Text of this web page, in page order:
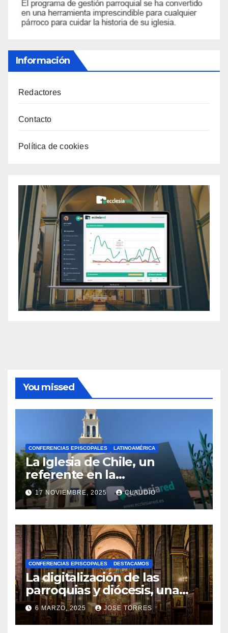
Información
Redactores
Contacto
Política de cookies
You missed
CONFERENCIAS EPISCOPALES LATINOAMÉRICA
La Iglesia de Chile, un
referente en la
transformación digital
gracias a Ecclesiared
17 NOVIEMBRE, 2025 CLAUDIO
N
O
H
A
Y
C
O
M
CONFERENCIAS EPISCOPALES DESTACAMOS
La digitalización de las
parroquias y diócesis, una
realidad ya para el futuro de
la Iglesia
6 MARZO, 2025 JOSE TORRES
N